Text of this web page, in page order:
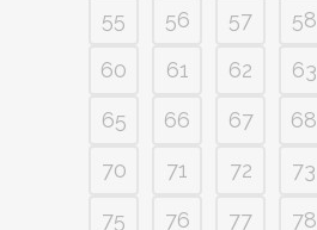
55
56 57 58
60
61 62 63
65
66 67 68
70
71 72 73
75
76 77 78